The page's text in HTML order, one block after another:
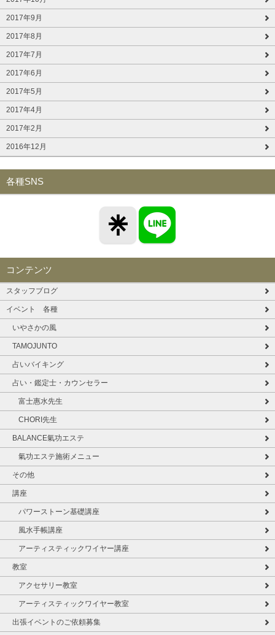
2017年9月
2017年8月
2017年7月
2017年6月
2017年5月
2017年4月
2017年2月
2016年12月
各種SNS
コンテンツ
スタッフブログ
イベント 各種
いやさかの風
TAMOJUNTO
占いバイキング
占い・鑑定士・カウンセラー
富士惠水先生
CHORI先生
BALANCE氣功エステ
氣功エステ施術メニュー
その他
講座
パワーストーン基礎講座
風水手帳講座
アーティスティックワイヤー講座
教室
アクセサリー教室
アーティスティックワイヤー教室
出張イベントのご依頼募集